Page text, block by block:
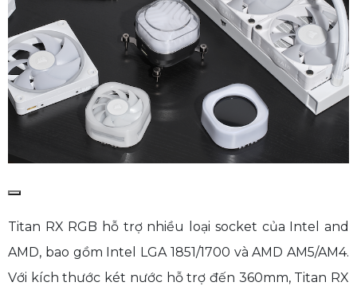
Titan RX RGB hỗ trợ nhiều loại socket của Intel and
AMD, bao gồm Intel LGA 1851/1700 và AMD AM5/AM4.
Với kích thước két nước hỗ trợ đến 360mm, Titan RX